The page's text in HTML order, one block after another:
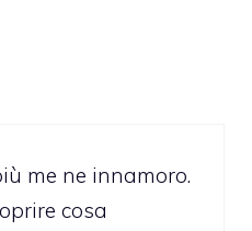
me ne innamoro.
cosa